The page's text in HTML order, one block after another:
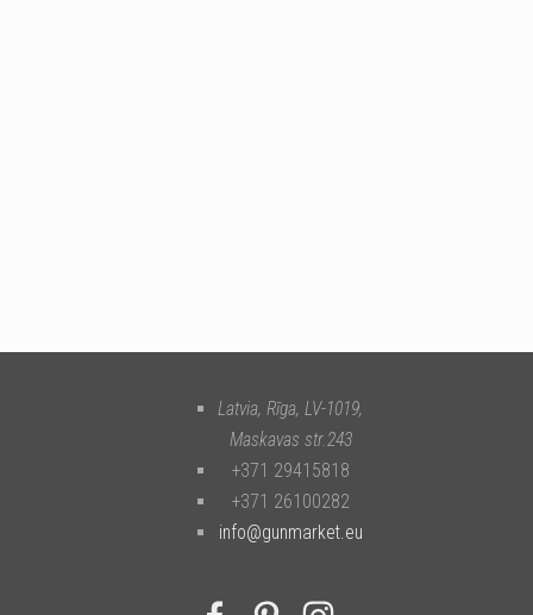
Latvia, Rīga, LV-1019,
Maskavas str.243
+371 29415818
+371 26100282
info@gunmarket.eu